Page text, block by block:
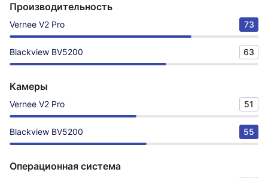
Производительность
Vernee V2 Pro 73
Blackview BV5200 63
Камеры
Vernee V2 Pro 51
Blackview BV5200 55
Операционная система